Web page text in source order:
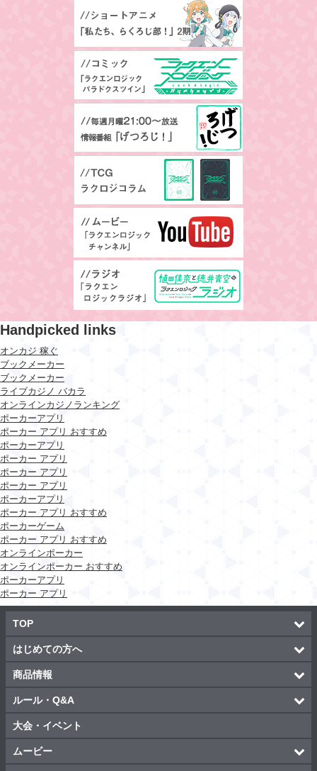
Handpicked links
オンカジ 稼ぐ
ブックメーカー
ブックメーカー
ライブカジノ バカラ
オンラインカジノランキング
ポーカーアプリ
ポーカー アプリ おすすめ
ポーカーアプリ
ポーカー アプリ
ポーカー アプリ
ポーカー アプリ
ポーカーアプリ
ポーカー アプリ おすすめ
ポーカーゲーム
ポーカー アプリ おすすめ
オンラインポーカー
オンラインポーカー おすすめ
ポーカーアプリ
ポーカー アプリ
TOP
はじめての方へ
商品情報
ルール・Q&A
大会・イベント
ムービー